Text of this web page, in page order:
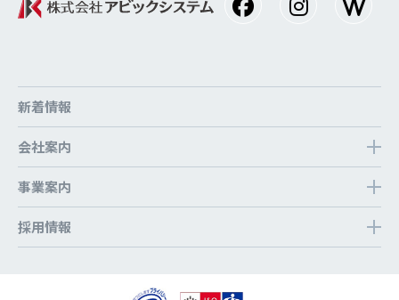
新着情報
会社案内
事業案内
採⽤情報